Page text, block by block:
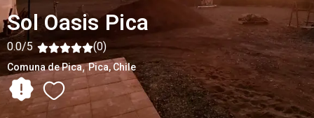
Sol Oasis Pica
0.0/5 (0)
Comuna de Pica, Pica, Chile